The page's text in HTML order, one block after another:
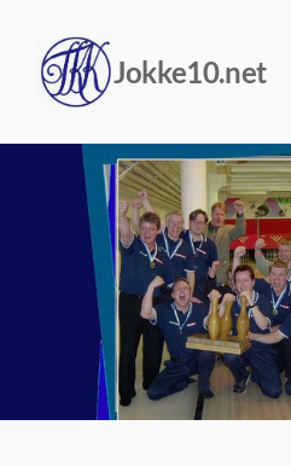
sivun
sisältöön
Jokke10.net